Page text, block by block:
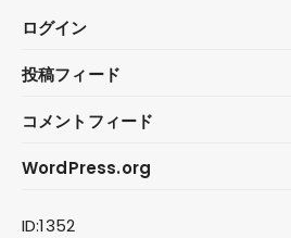
ログイン
投稿フィード
コメントフィード
WordPress.org
ID:1352